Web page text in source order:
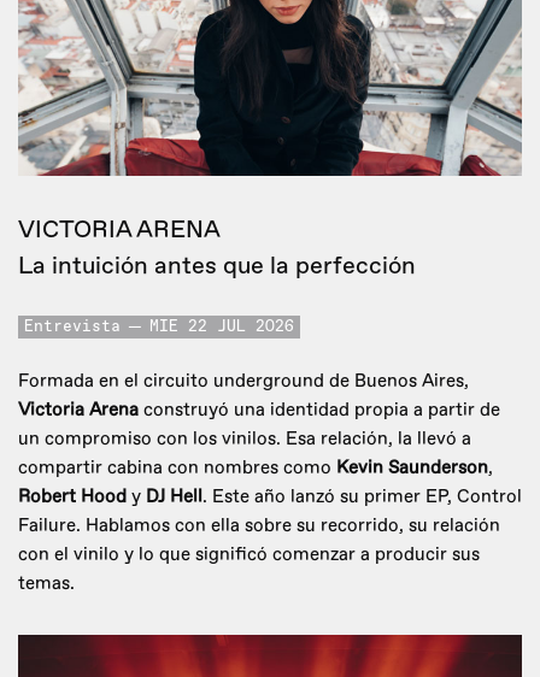
VICTORIA ARENA
La intuición antes que la perfección
Entrevista MIE 22 JUL 2026
Formada en el circuito underground de Buenos Aires,
Victoria Arena construyó una identidad propia a partir de
un compromiso con los vinilos. Esa relación, la llevó a
compartir cabina con nombres como Kevin Saunderson,
Robert Hood y DJ Hell. Este año lanzó su primer EP, Control
Failure. Hablamos con ella sobre su recorrido, su relación
con el vinilo y lo que significó comenzar a producir sus
temas.